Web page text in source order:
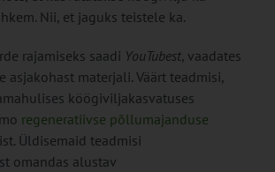
Nii, et jaguks teistele ka.
rajamiseks saadi YouTubest, vaadates
asjakohast materjali. Väärt teadmisi,
köögiviljakasvatuses
regeneratiivse põllumajanduse
Üldisemaid teadmisi
omandas alustav